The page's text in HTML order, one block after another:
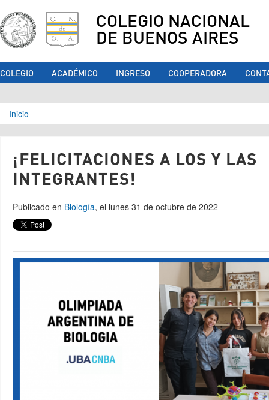
COLEGIO NACIONAL
DE BUENOS AIRES
COLEGIO ACADÉMICO INGRESO COOPERADORA
Se encuentra usted aquí
Inicio
¡FELICITACIONES A LOS Y LAS
INTEGRANTES!
Publicado en Biología, el lunes 31 de octubre de 2022